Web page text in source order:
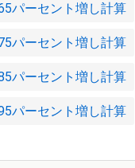
パーセント増し計算
パーセント増し計算
パーセント増し計算
パーセント増し計算